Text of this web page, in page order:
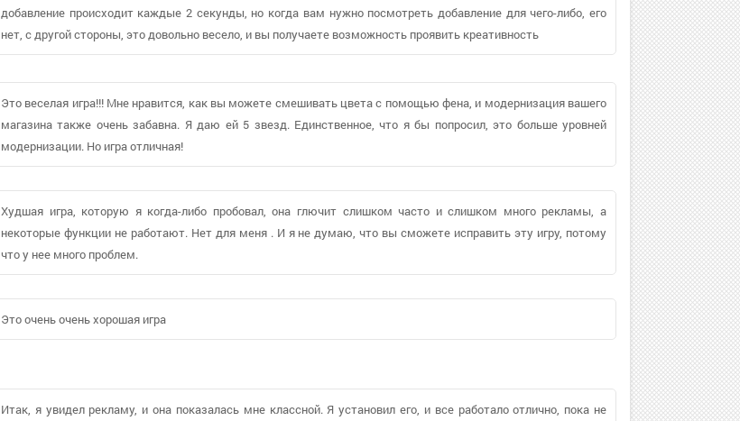
добавление происходит каждые 2 секунды, но когда вам нужно посмотреть добавление для чего-либо, его
нет, с другой стороны, это довольно весело, и вы получаете возможность проявить креативность
Это веселая игра!!! Мне нравится, как вы можете смешивать цвета с помощью фена, и модернизация вашего
магазина также очень забавна. Я даю ей 5 звезд. Единственное, что я бы попросил, это больше уровней
модернизации. Но игра отличная!
Худшая игра, которую я когда-либо пробовал, она глючит слишком часто и слишком много рекламы, а
некоторые функции не работают. Нет для меня . И я не думаю, что вы сможете исправить эту игру, потому
что у нее много проблем.
Это очень очень хорошая игра
Итак, я увидел рекламу, и она показалась мне классной. Я установил его, и все работало отлично, пока не